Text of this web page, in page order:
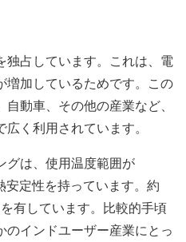
独占しています。これは、電
増加しているためです。この
動車、その他の産業など、
く利用されています。
グは、使用温度範囲が
定性を持っています。約
有しています。比較的手頃
のインドユーザー産業にとっ